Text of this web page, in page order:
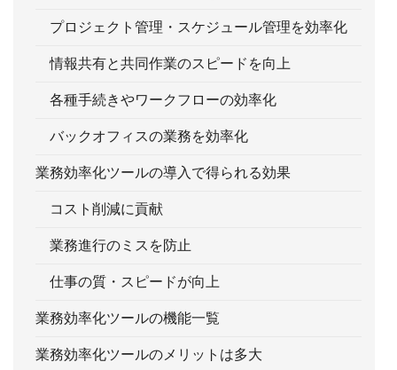
プロジェクト管理・スケジュール管理を効率化
情報共有と共同作業のスピードを向上
各種手続きやワークフローの効率化
バックオフィスの業務を効率化
業務効率化ツールの導入で得られる効果
コスト削減に貢献
業務進行のミスを防止
仕事の質・スピードが向上
業務効率化ツールの機能一覧
業務効率化ツールのメリットは多大